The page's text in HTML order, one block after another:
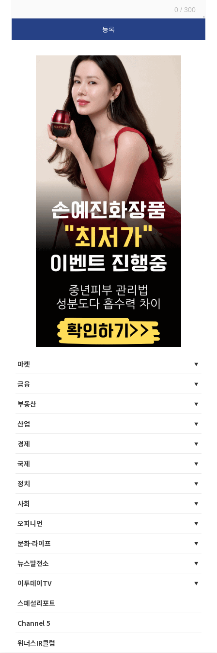
0 / 300
마켓
금융
부동산
산업
경제
국제
정치
사회
오피니언
문화·라이프
뉴스발전소
이투데이TV
스페셜리포트
Channel 5
위너스IR클럽